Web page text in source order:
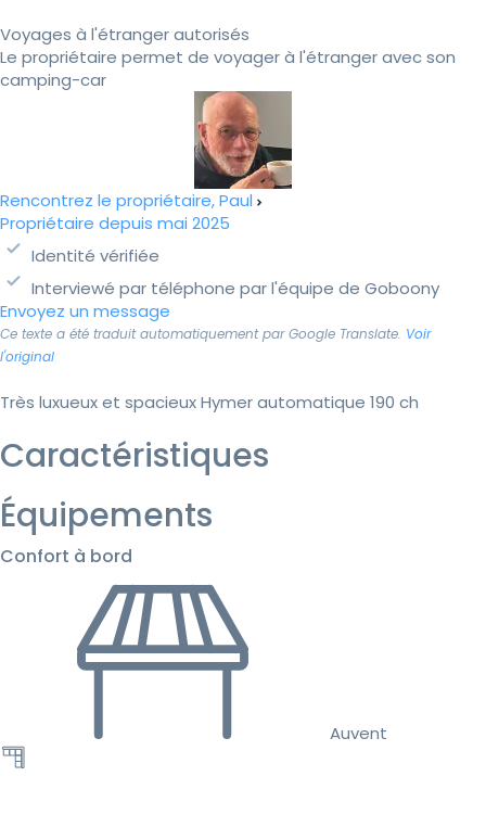
Voyages à l'étranger autorisés
Le propriétaire permet de voyager à l'étranger avec son
camping-car
Rencontrez le propriétaire, Paul
Propriétaire depuis mai 2025
Identité vérifiée
Interviewé par téléphone par l'équipe de Goboony
Envoyez un message
Ce texte a été traduit automatiquement par Google Translate. Voir
l'original
Très luxueux et spacieux Hymer automatique 190 ch
Caractéristiques
Équipements
Confort à bord
Auvent